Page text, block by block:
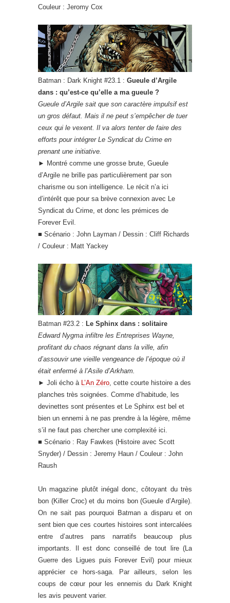
Couleur : Jeromy Cox
Batman : Dark Knight #23.1 : Gueule d’Argile
dans : qu’est-ce qu’elle a ma gueule ?
Gueule d’Argile sait que son caractère impulsif est
un gros défaut. Mais il ne peut s’empêcher de tuer
ceux qui le vexent. Il va alors tenter de faire des
efforts pour intégrer Le Syndicat du Crime en
prenant une initiative.
► Montré comme une grosse brute, Gueule
d’Argile ne brille pas particulièrement par son
charisme ou son intelligence. Le récit n’a ici
d’intérêt que pour sa brève connexion avec Le
Syndicat du Crime, et donc les prémices de
Forever Evil.
■ Scénario : John Layman / Dessin : Cliff Richards
/ Couleur : Matt Yackey
Batman #23.2 : Le Sphinx dans : solitaire
Edward Nygma infiltre les Entreprises Wayne,
profitant du chaos régnant dans la ville, afin
d’assouvir une vieille vengeance de l’époque où il
était enfermé à l’Asile d’Arkham.
► Joli écho à L’An Zéro, cette courte histoire a des
planches très soignées. Comme d’habitude, les
devinettes sont présentes et Le Sphinx est bel et
bien un ennemi à ne pas prendre à la légère, même
s’il ne faut pas chercher une complexité ici.
■ Scénario : Ray Fawkes (Histoire avec Scott
Snyder) / Dessin : Jeremy Haun / Couleur : John
Raush
Un magazine plutôt inégal donc, côtoyant du très
bon (Killer Croc) et du moins bon (Gueule d’Argile).
On ne sait pas pourquoi Batman a disparu et on
sent bien que ces courtes histoires sont intercalées
entre d’autres pans narratifs beaucoup plus
importants. Il est donc conseillé de tout lire (La
Guerre des Ligues puis Forever Evil) pour mieux
apprécier ce hors-saga. Par ailleurs, selon les
coups de cœur pour les ennemis du Dark Knight
les avis peuvent varier.